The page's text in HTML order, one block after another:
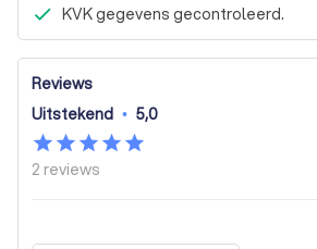
KVK gegevens gecontroleerd.
Reviews
Uitstekend • 5,0
2 reviews